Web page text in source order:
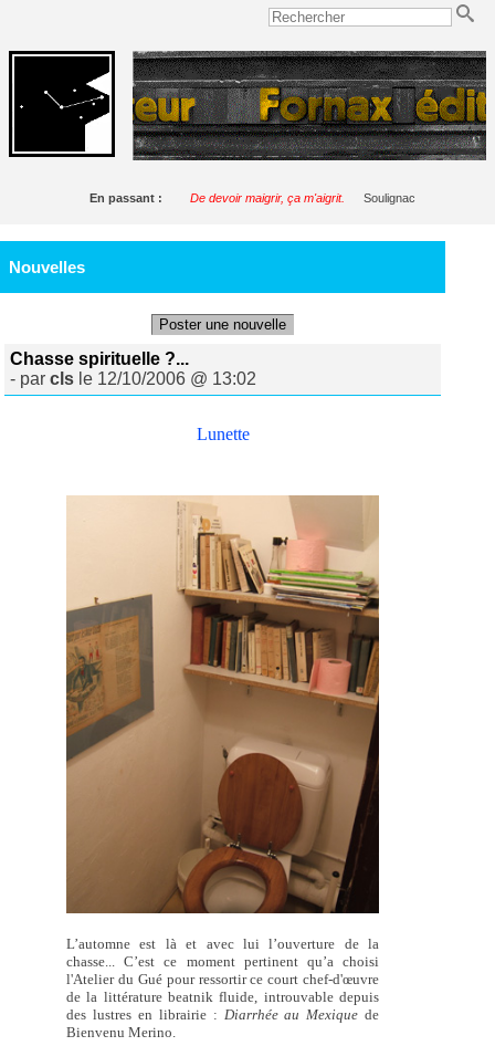
En passant : De devoir maigrir, ça m'aigrit. Soulignac
Nouvelles
Poster une nouvelle
Chasse spirituelle ?...
- parcls le 12/10/2006 @ 13:02
Lunette
L’automne est là et avec lui l’ouverture de la
chasse... C’est ce moment pertinent qu’a choisi
l'Atelier du Gué pour ressortir ce court chef-d'œuvre
de la littérature beatnik fluide, introuvable depuis
des lustres en librairie : Diarrhée au Mexique de
Bienvenu Merino.